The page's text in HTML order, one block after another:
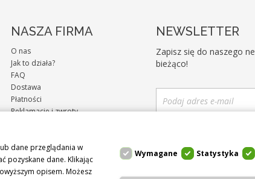
NASZA FIRMA
O nas
Jak to działa?
FAQ
Dostawa
Płatności
Reklamacje i zwroty
Polityka Prywatności
Kontakt
NEWSLETTER
Zapisz się do naszego
bieżąco!
dane przeglądania w
pozyskane dane. Klikając
opisem. Możesz
Wymagane Statystyka